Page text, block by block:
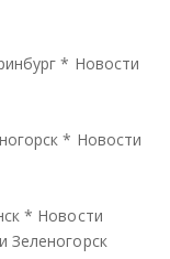
* Новости
* Новости
* Новости
Зеленогорск